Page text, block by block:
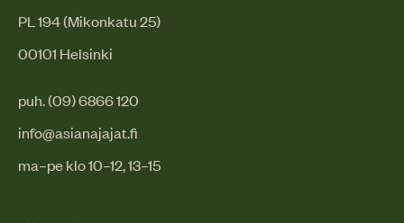
PL 194 (Mikonkatu 25)
00101 Helsinki
puh. (09) 6866 120
info@asianajajat.fi
ma–pe klo 10–12, 13–15